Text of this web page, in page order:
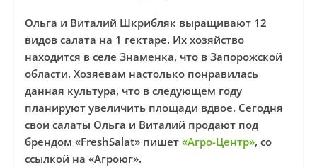
Ольга и Виталий Шкрибляк выращивают 12
видов салата на 1 гектаре. Их хозяйство
находится в селе Знаменка, что в Запорожской
области. Хозяевам настолько понравилась
данная культура, что в следующем году
планируют увеличить площади вдвое. Сегодня
свои салаты Ольга и Виталий продают под
брендом «FreshSalat» пишет «Агро-Центр», со
ссылкой на «Агроюг».